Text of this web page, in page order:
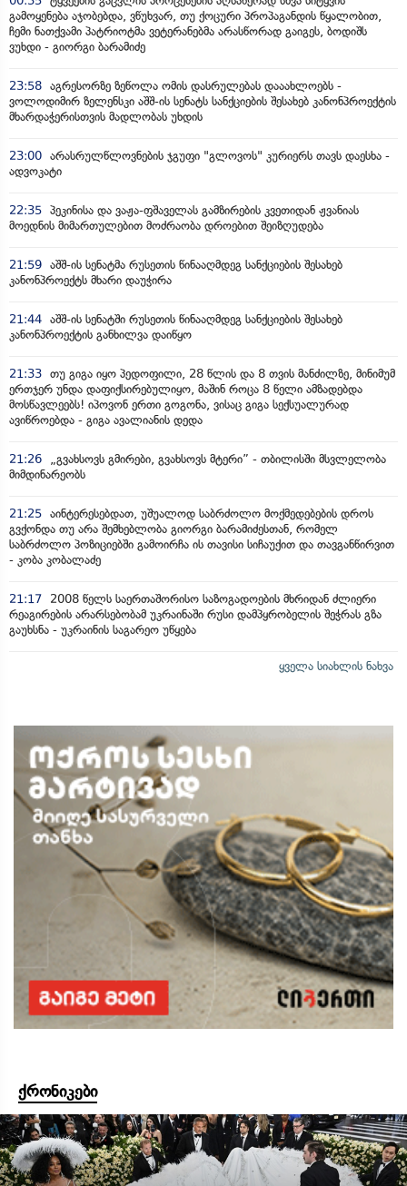
გამოყენება აჯობებდა, ვწუხვარ, თუ ქოცური პროპაგანდის წყალობით,
ჩემი ნათქვამი პატრიოტმა ვეტერანებმა არასწორად გაიგეს, ბოდიშს
ვუხდი - გიორგი ბარამიძე
23:58 აგრესორზე ზეწოლა ომის დასრულებას დააახლოებს -
ვოლოდიმირ ზელენსკი აშშ-ის სენატს სანქციების შესახებ კანონპროექტის
მხარდაჭერისთვის მადლობას უხდის
23:00 არასრულწლოვნების ჯგუფი "გლოვოს" კურიერს თავს დაესხა -
ადვოკატი
22:35 პეკინისა და ვაჟა-ფშაველას გამზირების კვეთიდან ჟვანიას
მოედნის მიმართულებით მოძრაობა დროებით შეიზღუდება
21:59 აშშ-ის სენატმა რუსეთის წინააღმდეგ სანქციების შესახებ
კანონპროექტს მხარი დაუჭირა
21:44 აშშ-ის სენატში რუსეთის წინააღმდეგ სანქციების შესახებ
კანონპროექტის განხილვა დაიწყო
21:33 თუ გიგა იყო პედოფილი, 28 წლის და 8 თვის მანძილზე, მინიმუმ
ერთჯერ უნდა დაფიქსირებულიყო, მაშინ როცა 8 წელი ამზადებდა
მოსწავლეებს! იპოვონ ერთი გოგონა, ვისაც გიგა სექსუალურად
ავიწროებდა - გიგა ავალიანის დედა
21:26
„გვახსოვს გმირები, გვახსოვს მტერი” - თბილისში მსვლელობა
მიმდინარეობს
21:25 აინტერესებდათ, უშუალოდ საბრძოლო მოქმედებების დროს
გვქონდა თუ არა შემხებლობა გიორგი ბარამიძესთან, რომელ
საბრძოლო პოზიციებში გამოირჩა ის თავისი სიჩაუქით და თავგანწირვით
- კობა კობალაძე
21:17
2008 წელს საერთაშორისო საზოგადოების მხრიდან ძლიერი
რეაგირების არარსებობამ უკრაინაში რუსი დამპყრობელის შეჭრას გზა
გაუხსნა - უკრაინის საგარეო უწყება
ყველა სიახლის ნახვა
ქრონიკები